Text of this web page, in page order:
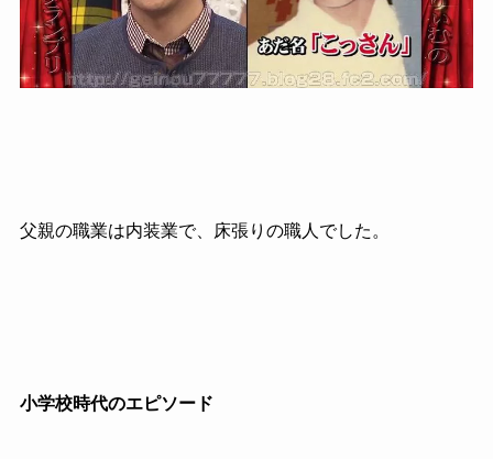
父親の職業は内装業で、床張りの職人でした。
小学校時代のエピソード